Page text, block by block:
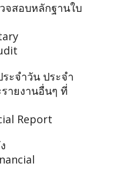
จสอบหลักฐานใบ
ะจำวัน ประจำ
ายงานอื่นๆ ที่
Report